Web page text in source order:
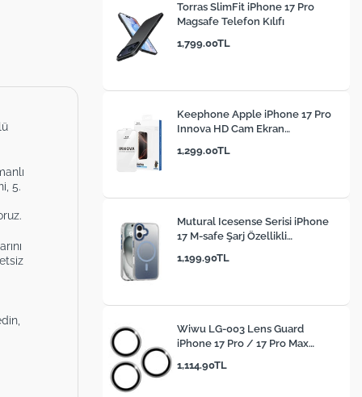
5.
Torras SlimFit iPhone 17 Pro
Magsafe Telefon Kılıfı
1,799.00TL
Keephone Apple iPhone 17 Pro
Innova HD Cam Ekran
1,299.00TL
Mutural Icesense Serisi iPhone
17 M-safe Şarj Özellikli
Telefon Kılıfı
1,199.90TL
Wiwu LG-003 Lens Guard
iPhone 17 Pro / 17 Pro Max
Kamera Lens Koruyucu
1,114.90TL